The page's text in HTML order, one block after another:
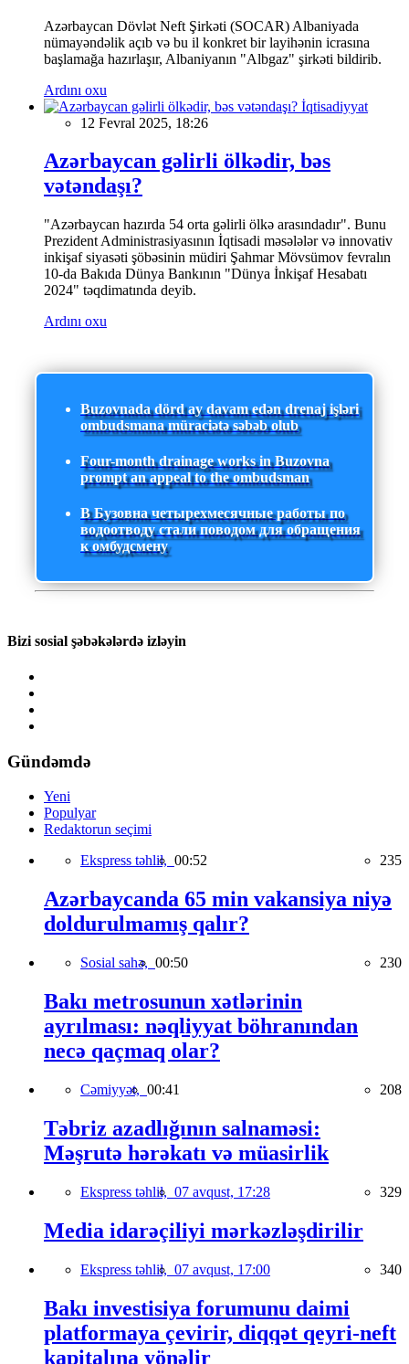
Azərbaycan Dövlət Neft Şirkəti (SOCAR) Albaniyada
nümayəndəlik açıb və bu il konkret bir layihənin icrasına
başlamağa hazırlaşır, Albaniyanın "Albgaz" şirkəti bildirib.
Ardını oxu
İqtisadiyyat
12 Fevral 2025, 18:26
Azərbaycan gəlirli ölkədir, bəs
vətəndaşı?
"Azərbaycan hazırda 54 orta gəlirli ölkə arasındadır". Bunu
Prezident Administrasiyasının İqtisadi məsələlər və innovativ
inkişaf siyasəti şöbəsinin müdiri Şahmar Mövsümov fevralın
10-da Bakıda Dünya Bankının "Dünya İnkişaf Hesabatı
2024" təqdimatında deyib.
Ardını oxu
Buzovnada dörd ay davam edən drenaj işləri
ombudsmana müraciətə səbəb olub
Four-month drainage works in Buzovna
prompt an appeal to the ombudsman
В Бузовна четырехмесячные работы по
водоотводу стали поводом для обращения
к омбудсмену
Bizi sosial şəbəkələrdə izləyin
Gündəmdə
Yeni
Populyar
Redaktorun seçimi
Ekspress təhlil, 00:52 235
Azərbaycanda 65 min vakansiya niyə
doldurulmamış qalır?
Sosial sahə, 00:50 230
Bakı metrosunun xətlərinin
ayrılması: nəqliyyat böhranından
necə qaçmaq olar?
Cəmiyyət, 00:41 208
Təbriz azadlığının salnaməsi:
Məşrutə hərəkatı və müasirlik
Ekspress təhlil, 07 avqust, 17:28 329
Media idarəçiliyi mərkəzləşdirilir
Ekspress təhlil, 07 avqust, 17:00 340
Bakı investisiya forumunu daimi
platformaya çevirir, diqqət qeyri-neft
kapitalına yönəlir